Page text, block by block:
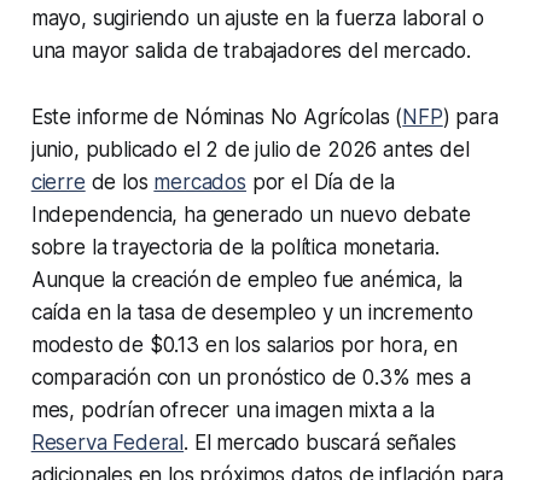
mayo, sugiriendo un ajuste en la fuerza laboral o
una mayor salida de trabajadores del mercado.
Este informe de Nóminas No Agrícolas ( NFP) para
junio, publicado el 2 de julio de 2026 antes del
cierre de los mercados por el Día de la
Independencia, ha generado un nuevo debate
sobre la trayectoria de la política monetaria.
Aunque la creación de empleo fue anémica, la
caída en la tasa de desempleo y un incremento
modesto de $0.13 en los salarios por hora, en
comparación con un pronóstico de 0.3% mes a
mes, podrían ofrecer una imagen mixta a la
Reserva Federal . El mercado buscará señales